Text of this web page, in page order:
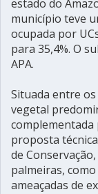
estado do
município teve
ocupada por
para 35,4%. O
APA.
Situada entre
vegetal
complementada
proposta
de
palmeiras,
ameaçadas de